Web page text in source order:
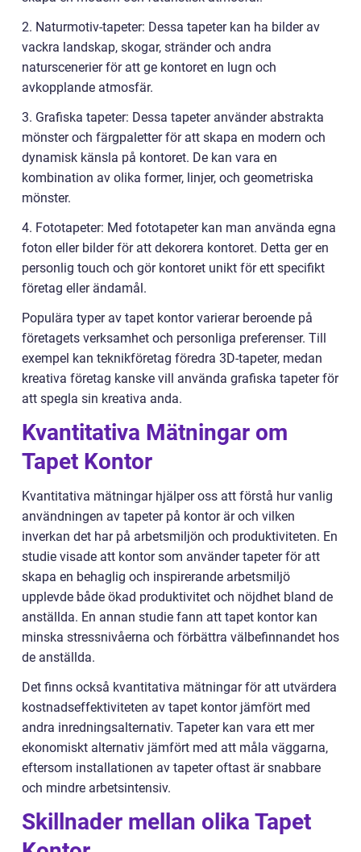
2. Naturmotiv-tapeter: Dessa tapeter kan ha bilder av
vackra landskap, skogar, stränder och andra
naturscenerier för att ge kontoret en lugn och
avkopplande atmosfär.
3. Grafiska tapeter: Dessa tapeter använder abstrakta
mönster och färgpaletter för att skapa en modern och
dynamisk känsla på kontoret. De kan vara en
kombination av olika former, linjer, och geometriska
mönster.
4. Fototapeter: Med fototapeter kan man använda egna
foton eller bilder för att dekorera kontoret. Detta ger en
personlig touch och gör kontoret unikt för ett specifikt
företag eller ändamål.
Populära typer av tapet kontor varierar beroende på
företagets verksamhet och personliga preferenser. Till
exempel kan teknikföretag föredra 3D-tapeter, medan
kreativa företag kanske vill använda grafiska tapeter för
att spegla sin kreativa anda.
Kvantitativa Mätningar om
Tapet Kontor
Kvantitativa mätningar hjälper oss att förstå hur vanlig
användningen av tapeter på kontor är och vilken
inverkan det har på arbetsmiljön och produktiviteten. En
studie visade att kontor som använder tapeter för att
skapa en behaglig och inspirerande arbetsmiljö
upplevde både ökad produktivitet och nöjdhet bland de
anställda. En annan studie fann att tapet kontor kan
minska stressnivåerna och förbättra välbefinnandet hos
de anställda.
Det finns också kvantitativa mätningar för att utvärdera
kostnadseffektiviteten av tapet kontor jämfört med
andra inredningsalternativ. Tapeter kan vara ett mer
ekonomiskt alternativ jämfört med att måla väggarna,
eftersom installationen av tapeter oftast är snabbare
och mindre arbetsintensiv.
Skillnader mellan olika Tapet